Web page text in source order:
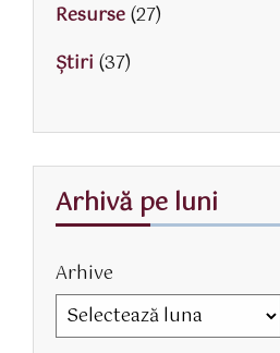
Resurse(27)
Știri (37)
Arhivă pe luni
Arhive